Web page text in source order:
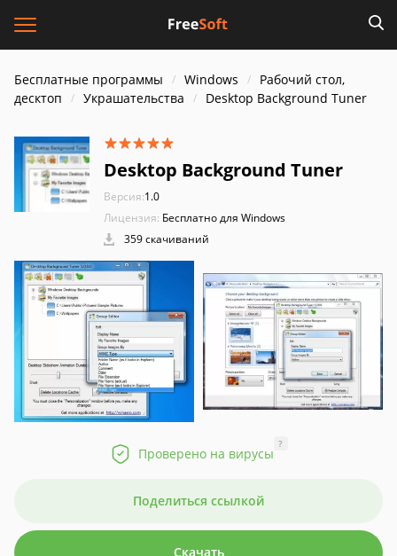
Бесплатные программы Windows
Рабочий стол,
десктоп
Украшательства Desktop Background Tuner
Desktop Background Tuner
Версия:1.0
Лицензия: Бесплатно для Windows
359 скачиваний
Проверено на вирусы
?
Поделиться ссылкой
Скачать